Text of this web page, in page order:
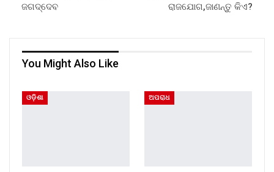
ଜଗଦ୍ଦେବ
ରାଜଯୋଗ,ଜାଣନ୍ତୁ କିଏ?
You Might Also Like
ଓଡ଼ିଶା ଅପରାଧ